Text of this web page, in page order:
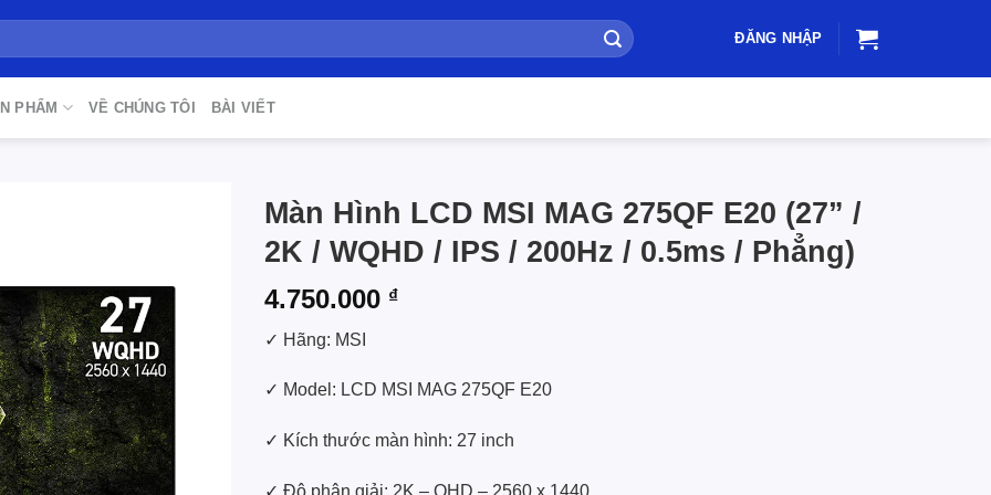
ĐĂNG NHẬP
PHẨM VỀ CHÚNG TÔI BÀI VIẾT
Màn Hình LCD MSI MAG 275QF E20 (27” /
2K / WQHD / IPS / 200Hz / 0.5ms / Phẳng)
4.750.000 ₫
✓ Hãng: MSI
✓ Model: LCD MSI MAG 275QF E20
✓ Kích thước màn hình: 27 inch
✓ Độ phân giải: 2K – QHD – 2560 x 1440